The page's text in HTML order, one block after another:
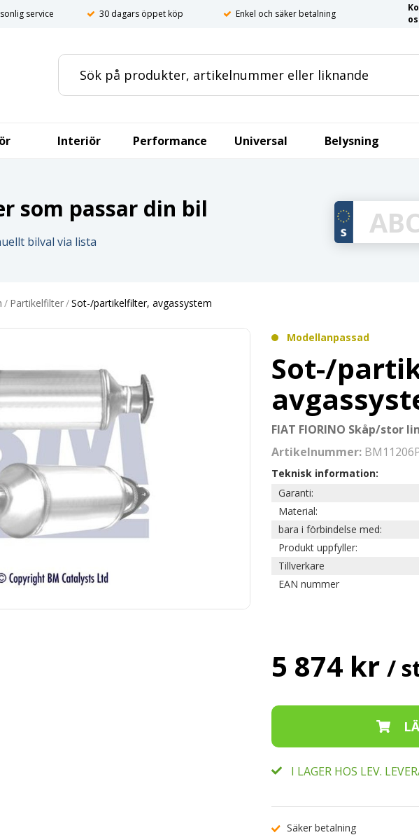
service 30 dagars öppet köp Enkel och säker betalning
Interiör Performance Universal Belysning
som passar din bil
bilval via lista
/ Partikelfilter/Sot-/partikelfilter, avgassystem
Modellanpassad
Sot-/
FIAT FIORINO Skåp/stor
Artikelnummer:
Teknisk information:
Garanti:
Material:
bara i förbindelse med:
Produkt uppfyller:
Tillverkare
EAN nummer
5 874 kr /
I LAGER HOS LEV.
Säker betalning